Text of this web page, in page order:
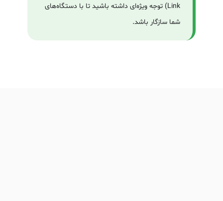
Link) توجه ویژه‌ای داشته باشید تا با دستگاه‌های
شما سازگار باشد.